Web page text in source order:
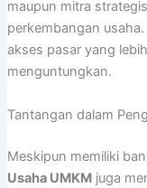
maupun mitra
perkembangan
akses pasar yang
menguntungkan.
Tantangan dalam
Meskipun memiliki
Usaha UMKMjuga